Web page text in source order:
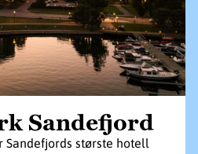
Sandefjord
Sandefjords største hotell